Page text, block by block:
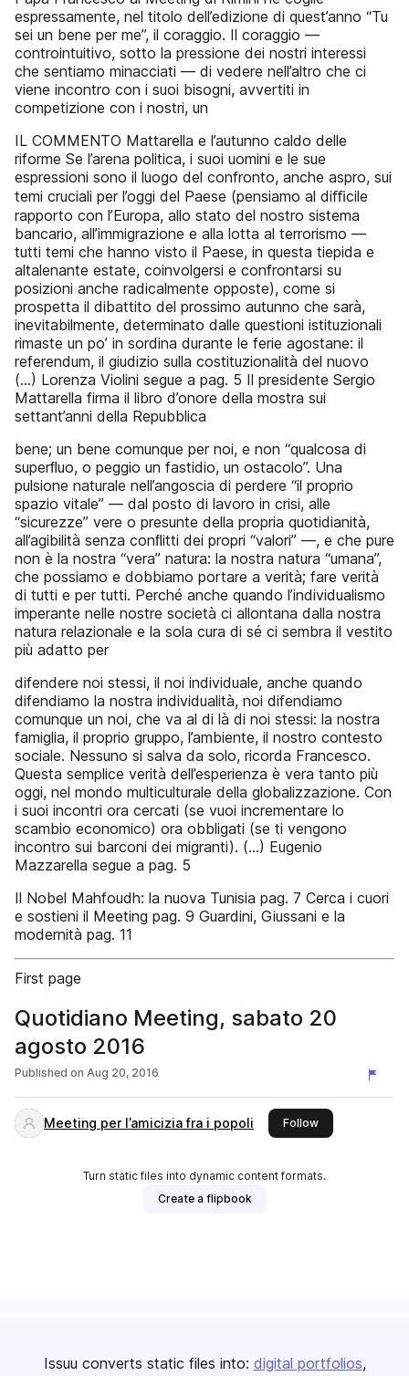
espressamente, nel titolo dell’edizione di quest’anno “Tu
sei un bene per me”, il coraggio. Il coraggio —
controintuitivo, sotto la pressione dei nostri interessi
che sentiamo minacciati — di vedere nell’altro che ci
viene incontro con i suoi bisogni, avvertiti in
competizione con i nostri, un
IL COMMENTO Mattarella e l’autunno caldo delle
riforme Se l’arena politica, i suoi uomini e le sue
espressioni sono il luogo del confronto, anche aspro, sui
temi cruciali per l’oggi del Paese (pensiamo al diﬃcile
rapporto con l’Europa, allo stato del nostro sistema
bancario, all’immigrazione e alla lotta al terrorismo —
tutti temi che hanno visto il Paese, in questa tiepida e
altalenante estate, coinvolgersi e confrontarsi su
posizioni anche radicalmente opposte), come si
prospetta il dibattito del prossimo autunno che sarà,
inevitabilmente, determinato dalle questioni istituzionali
rimaste un po’ in sordina durante le ferie agostane: il
referendum, il giudizio sulla costituzionalità del nuovo
(...) Lorenza Violini segue a pag. 5 Il presidente Sergio
Mattarella firma il libro d’onore della mostra sui
settant’anni della Repubblica
bene; un bene comunque per noi, e non “qualcosa di
superﬂuo, o peggio un fastidio, un ostacolo”. Una
pulsione naturale nell’angoscia di perdere “il proprio
spazio vitale” — dal posto di lavoro in crisi, alle
“sicurezze” vere o presunte della propria quotidianità,
all’agibilità senza conﬂitti dei propri “valori” —, e che pure
non è la nostra “vera” natura: la nostra natura “umana”,
che possiamo e dobbiamo portare a verità; fare verità
di tutti e per tutti. Perché anche quando l’individualismo
imperante nelle nostre società ci allontana dalla nostra
natura relazionale e la sola cura di sé ci sembra il vestito
più adatto per
difendere noi stessi, il noi individuale, anche quando
difendiamo la nostra individualità, noi difendiamo
comunque un noi, che va al di là di noi stessi: la nostra
famiglia, il proprio gruppo, l’ambiente, il nostro contesto
sociale. Nessuno si salva da solo, ricorda Francesco.
Questa semplice verità dell’esperienza è vera tanto più
oggi, nel mondo multiculturale della globalizzazione. Con
i suoi incontri ora cercati (se vuoi incrementare lo
scambio economico) ora obbligati (se ti vengono
incontro sui barconi dei migranti). (...) Eugenio
Mazzarella segue a pag. 5
Il Nobel Mahfoudh: la nuova Tunisia pag. 7 Cerca i cuori
e sostieni il Meeting pag. 9 Guardini, Giussani e la
modernità pag. 11
First page
Quotidiano Meeting, sabato 20
agosto 2016
Published on Aug 20, 2016
Meeting per l’amicizia fra i popoli Followthis publisher
Turn static files into dynamic content formats.
Create a flipbook
Issuu converts static files into: digital portfolios